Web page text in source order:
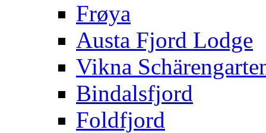
Frøya
Austa Fjord Lodge
Vikna
Bindalsfjord
Foldfjord